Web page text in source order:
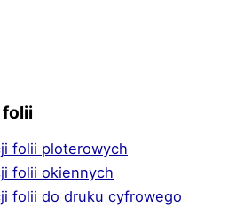
folii ploterowych
folii okiennych
folii do druku cyfrowego